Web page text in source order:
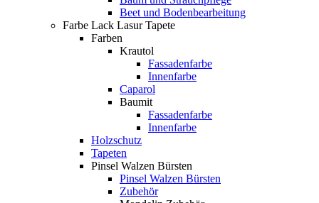
Beet und Bodenbearbeitung
Farbe Lack Lasur Tapete
Farben
Krautol
Fassadenfarbe
Innenfarbe
Caparol
Baumit
Fassadenfarbe
Innenfarbe
Holzschutz
Tapeten
Pinsel Walzen Bürsten
Pinsel Walzen Bürsten
Zubehör